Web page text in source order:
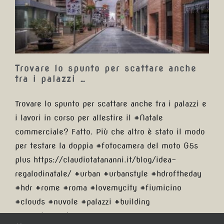
…
Trovare lo spunto per scattare anche
tra i palazzi …
Trovare lo spunto per scattare anche tra i palazzi e
i lavori in corso per allestire il #Natale
commerciale? Fatto. Più che altro è stato il modo
per testare la doppia #fotocamera del moto G5s
plus https://claudiotatananni.it/blog/idea-
regalodinatale/ #urban #urbanstyle #hdroftheday
#hdr #rome #roma #lovemycity #fiumicino
#clouds #nuvole #palazzi #building
#parcoleonardo